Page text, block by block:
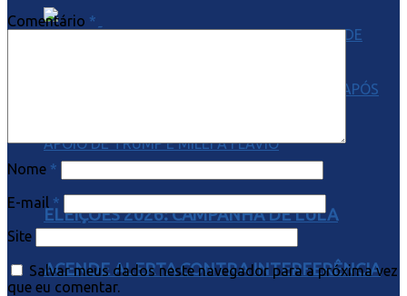
ELEIÇÕES 2026: CAMPANHA DE LULA
ACENDE ALERTA CONTRA INTERFERÊNCIA
Comentário *
Nome *
E-mail *
Site
Salvar meus dados neste navegador para a próxima vez
que eu comentar.